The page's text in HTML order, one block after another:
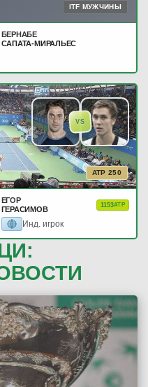
ITF МУЖЧИНЫ
БЕРНАБЕ
САПАТА-МИРАЛЬЕС
VS
ATP 250
ЕГОР
ГЕРАСИМОВ
1153ATP
Инд. игрок